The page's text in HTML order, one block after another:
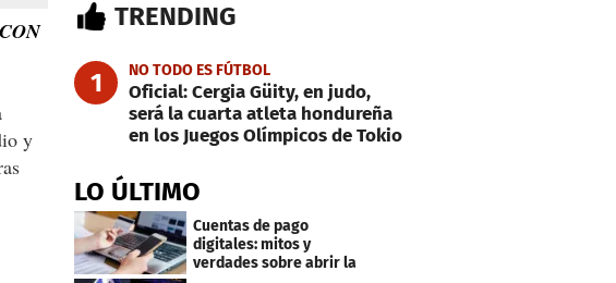
y
TRENDING
1 NO TODO ES FÚTBOL
Oficial: Cergia Güity, en judo,
será la cuarta atleta hondureña
en los Juegos Olímpicos de Tokio
LO ÚLTIMO
Cuentas de pago
digitales: mitos y
verdades sobre abrir la